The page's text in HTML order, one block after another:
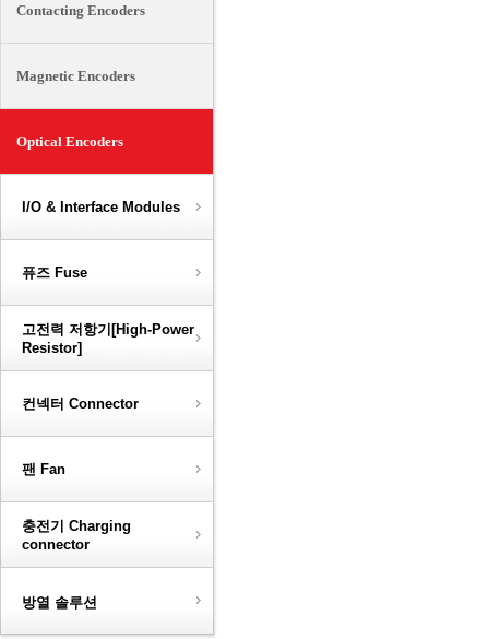
Contacting Encoders
Magnetic Encoders
Optical Encoders
I/O & Interface Modules
퓨즈 Fuse
고전력 저항기[High-Power
Resistor]
컨넥터 Connector
팬 Fan
충전기 Charging
connector
방열 솔루션